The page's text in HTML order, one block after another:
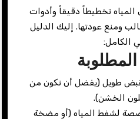
تخطيطاً دقيقاً وأدوات
ومنع عودتها. إليك الدليل
الكامل:
المطلوبة
طويل (يفضل أن تكون من
الخشن).
لشفط المياه (أو مضخة